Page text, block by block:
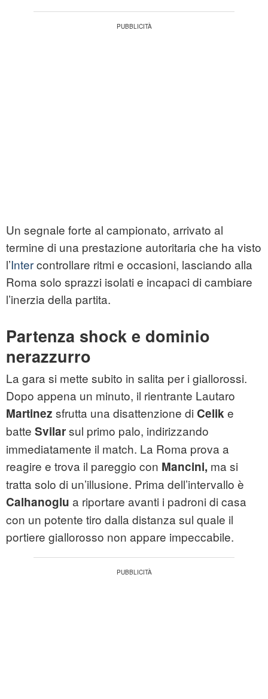
Un segnale forte al campionato, arrivato al
termine di una prestazione autoritaria che ha visto
l’Intercontrollare ritmi e occasioni, lasciando alla
Roma solo sprazzi isolati e incapaci di cambiare
l’inerzia della partita.
Partenza shock e dominio
nerazzurro
La gara si mette subito in salita per i giallorossi.
Dopo appena un minuto, il rientrante Lautaro
Martinez sfrutta una disattenzione di Celike
batte Svilarsul primo palo, indirizzando
immediatamente il match. La Roma prova a
reagire e trova il pareggio con Mancini, ma si
tratta solo di un’illusione. Prima dell’intervallo è
Calhanoglu a riportare avanti i padroni di casa
con un potente tiro dalla distanza sul quale il
portiere giallorosso non appare impeccabile.